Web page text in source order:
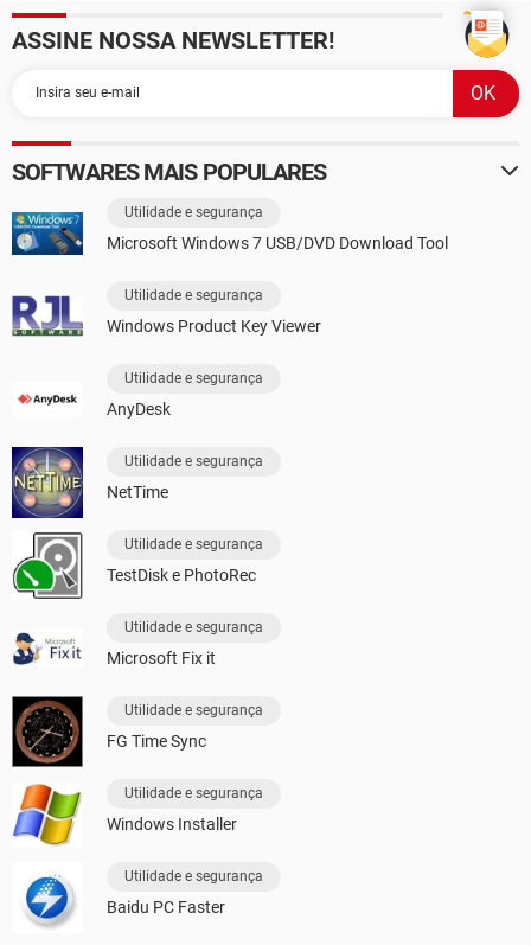
ASSINE NOSSA NEWSLETTER!
SOFTWARES MAIS POPULARES
Utilidade e segurança
Microsoft Windows 7 USB/DVD Download Tool
Utilidade e segurança
Windows Product Key Viewer
Utilidade e segurança
AnyDesk
Utilidade e segurança
NetTime
Utilidade e segurança
TestDisk e PhotoRec
Utilidade e segurança
Microsoft Fix it
Utilidade e segurança
FG Time Sync
Utilidade e segurança
Windows Installer
Utilidade e segurança
Baidu PC Faster